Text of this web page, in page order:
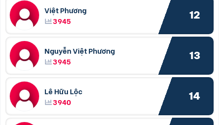
Việt Phương
3945
12
Nguyễn Việt Phương
3945
13
Lê Hữu Lộc
3940
14